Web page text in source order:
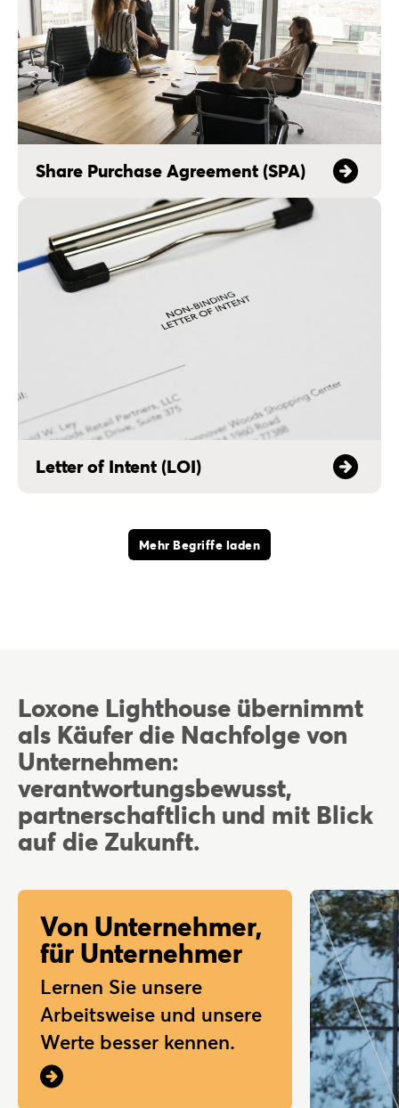
Share Purchase Agreement (SPA)
Letter of Intent (LOI)
Mehr Begriffe laden
Loxone Lighthouse übernimmt
als Käufer die Nachfolge von
Unternehmen:
verantwortungsbewusst,
partnerschaftlich und mit Blick
auf die Zukunft.
Von Unternehmer,
für Unternehmer
Lernen Sie unsere
Arbeitsweise und unsere
Werte besser kennen.